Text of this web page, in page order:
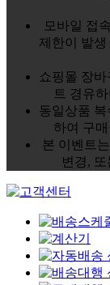
모바일 접
제한이 발생
쇼핑몰 장
트 경유
동일상품
하여 구
본 이벤트
변경,